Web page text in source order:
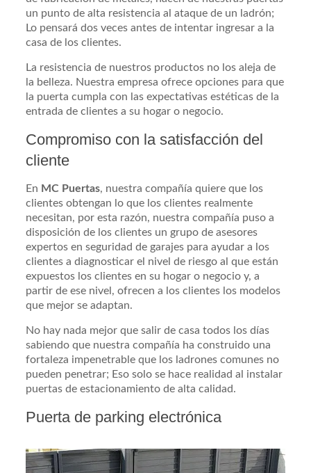
un punto de alta resistencia al ataque de un ladrón;
Lo pensará dos veces antes de intentar ingresar a la
casa de los clientes.
La resistencia de nuestros productos no los aleja de
la belleza. Nuestra empresa ofrece opciones para que
la puerta cumpla con las expectativas estéticas de la
entrada de clientes a su hogar o negocio.
Compromiso con la satisfacción del
cliente
En MC Puertas, nuestra compañía quiere que los
clientes obtengan lo que los clientes realmente
necesitan, por esta razón, nuestra compañía puso a
disposición de los clientes un grupo de asesores
expertos en seguridad de garajes para ayudar a los
clientes a diagnosticar el nivel de riesgo al que están
expuestos los clientes en su hogar o negocio y, a
partir de ese nivel, ofrecen a los clientes los modelos
que mejor se adaptan.
No hay nada mejor que salir de casa todos los días
sabiendo que nuestra compañía ha construido una
fortaleza impenetrable que los ladrones comunes no
pueden penetrar; Eso solo se hace realidad al instalar
puertas de estacionamiento de alta calidad.
Puerta de parking electrónica